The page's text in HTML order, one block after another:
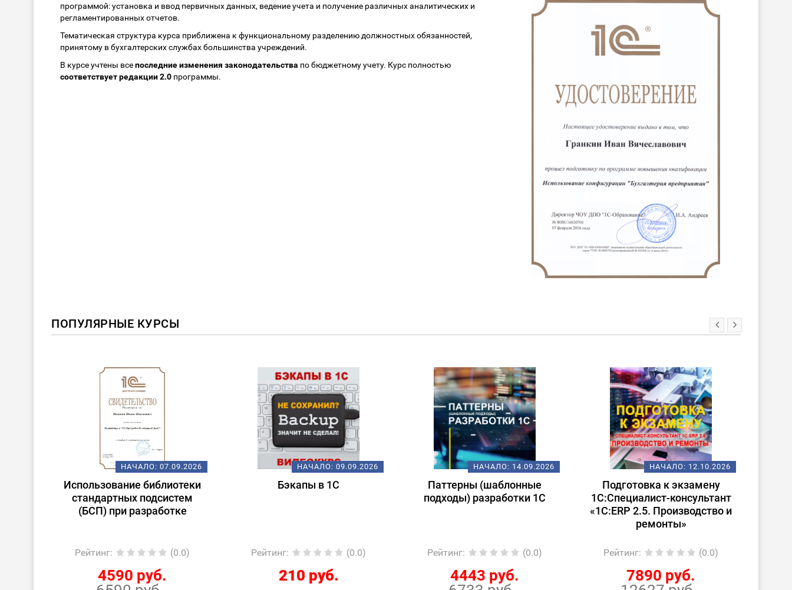
программой: установка и ввод первичных данных, ведение учета и получение различных аналитических и
регламентированных отчетов.
Тематическая структура курса приближена к функциональному разделению должностных обязанностей,
принятому в бухгалтерских службах большинства учреждений.
В курсе учтены всепоследние изменения законодательства по бюджетному учету. Курс полностью
соответствует редакции 2.0 программы.
ПОПУЛЯРНЫЕ КУРСЫ
НАЧАЛО: 07.09.2026
Использование библиотеки
стандартных подсистем
(БСП) при разработке
Рейтинг: (0.0)
4590 руб.
НАЧАЛО: 09.09.2026
Бэкапы в 1С
Рейтинг: (0.0)
210 руб.
НАЧАЛО: 14.09.2026
Паттерны (шаблонные
подходы) разработки 1С
Рейтинг: (0.0)
4443 руб.
НАЧАЛО: 12.10.2026
Подготовка к экзамену
1С:Специалист-консультант
«1С:ERP 2.5. Производство и
ремонты»
Рейтинг: (0.0)
7890 руб.